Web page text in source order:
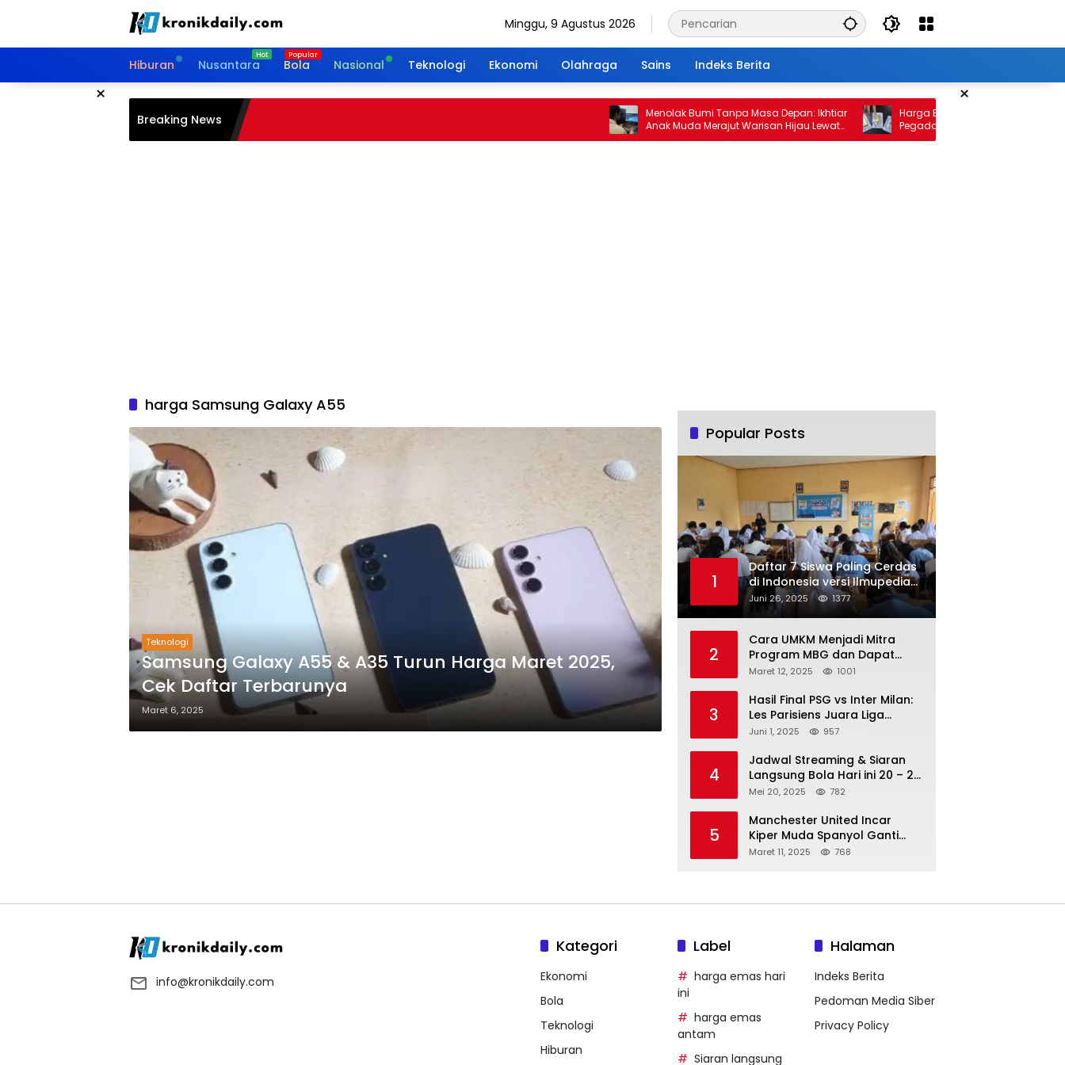
Minggu, 9 Agustus 2026
Hiburan Nusantara Bola Nasional Teknologi Ekonomi Olahraga Sains Indeks Berita
× ×
Breaking News
Menolak Bumi Tanpa Masa Depan: Ikhtiar
Anak Muda Merajut Warisan Hijau Lewat
Portal Waktu
Harga Emas 10 Februari 2026: Antam
Pegadaian Kembali Melonjak
harga Samsung Galaxy A55
Teknologi
Samsung Galaxy A55 & A35 Turun Harga Maret 2025,
Cek Daftar Terbarunya
Maret 6, 2025
Popular Posts
1
Daftar 7 Siswa Paling Cerdas
di Indonesia versi Ilmupedia
Tryout UTBK 2025
Juni 26, 2025 1377
2
Cara UMKM Menjadi Mitra
Program MBG dan Dapat
Modal Hingga Rp500 Juta
Maret 12, 2025 1001
3
Hasil Final PSG vs Inter Milan:
Les Parisiens Juara Liga
Champions 2025 usai Bantai il
Juni 1, 2025 957
4
Jadwal Streaming & Siaran
Langsung Bola Hari ini 20 – 21
Mei 2025: Manchester City vs
Mei 20, 2025 782
5
Manchester United Incar
Kiper Muda Spanyol Ganti
Andre Onana
Maret 11, 2025 768
info@kronikdaily.com
Kategori
Ekonomi
Bola
Teknologi
Hiburan
Label
harga emas hari
ini
harga emas
antam
Siaran langsung
Halaman
Indeks Berita
Pedoman Media Siber
Privacy Policy